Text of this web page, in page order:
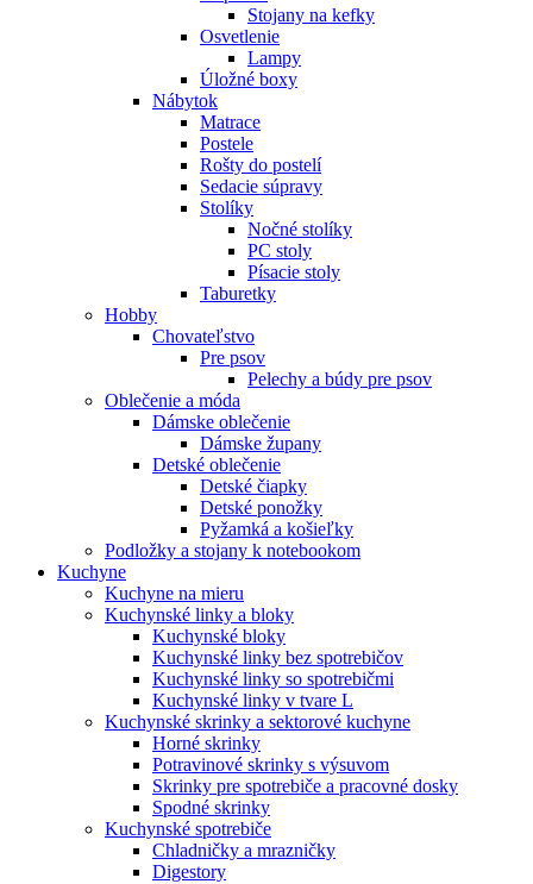
Stojany na kefky
Osvetlenie
Lampy
Úložné boxy
Nábytok
Matrace
Postele
Rošty do postelí
Sedacie súpravy
Stolíky
Nočné stolíky
PC stoly
Písacie stoly
Taburetky
Hobby
Chovateľstvo
Pre psov
Pelechy a búdy pre psov
Oblečenie a móda
Dámske oblečenie
Dámske župany
Detské oblečenie
Detské čiapky
Detské ponožky
Pyžamká a košieľky
Podložky a stojany k notebookom
Kuchyne
Kuchyne na mieru
Kuchynské linky a bloky
Kuchynské bloky
Kuchynské linky bez spotrebičov
Kuchynské linky so spotrebičmi
Kuchynské linky v tvare L
Kuchynské skrinky a sektorové kuchyne
Horné skrinky
Potravinové skrinky s výsuvom
Skrinky pre spotrebiče a pracovné dosky
Spodné skrinky
Kuchynské spotrebiče
Chladničky a mrazničky
Digestory